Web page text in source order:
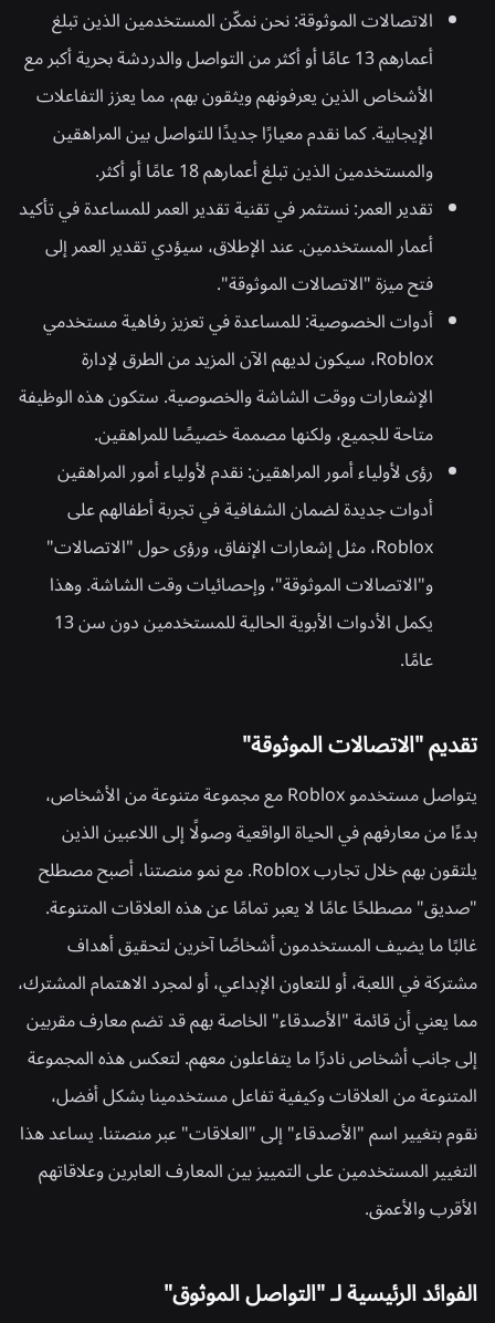
الاتصالات الموثوقة:نحن نمكّن المستخدمين الذين تبلغ
أعمارهم 13 عامًا أو أكثر من التواصل والدردشة بحرية أكبر مع
الأشخاص الذين يعرفونهم ويثقون بهم، مما يعزز التفاعلات
الإيجابية. كما نقدم معيارًا جديدًا للتواصل بين المراهقين
والمستخدمين الذين تبلغ أعمارهم 18 عامًا أو أكثر.
تقدير العمر:نستثمر في تقنية تقدير العمر للمساعدة في تأكيد
أعمار المستخدمين. عند الإطلاق، سيؤدي تقدير العمر إلى
فتح ميزة "الاتصالات الموثوقة".
أدوات الخصوصية:للمساعدة في تعزيز رفاهية مستخدمي
Roblox، سيكون لديهم الآن المزيد من الطرق لإدارة
الإشعارات ووقت الشاشة والخصوصية. ستكون هذه الوظيفة
متاحة للجميع، ولكنها مصممة خصيصًا للمراهقين.
رؤى لأولياء أمور المراهقين:نقدم لأولياء أمور المراهقين
أدوات جديدة لضمان الشفافية في تجربة أطفالهم على
Roblox، مثل إشعارات الإنفاق، ورؤى حول "الاتصالات"
و"الاتصالات الموثوقة"، وإحصائيات وقت الشاشة. وهذا
يكمل الأدوات الأبوية الحالية للمستخدمين دون سن 13
عامًا.
تقديم "الاتصالات الموثوقة"
يتواصل مستخدمو Roblox مع مجموعة متنوعة من الأشخاص،
بدءًا من معارفهم في الحياة الواقعية وصولًا إلى اللاعبين الذين
يلتقون بهم خلال تجارب Roblox. مع نمو منصتنا، أصبح مصطلح
"صديق" مصطلحًا عامًا لا يعبر تمامًا عن هذه العلاقات المتنوعة.
غالبًا ما يضيف المستخدمون أشخاصًا آخرين لتحقيق أهداف
مشتركة في اللعبة، أو للتعاون الإبداعي، أو لمجرد الاهتمام المشترك،
مما يعني أن قائمة "الأصدقاء" الخاصة بهم قد تضم معارف مقربين
إلى جانب أشخاص نادرًا ما يتفاعلون معهم. لتعكس هذه المجموعة
المتنوعة من العلاقات وكيفية تفاعل مستخدمينا بشكل أفضل،
نقوم بتغيير اسم "الأصدقاء" إلى "العلاقات" عبر منصتنا. يساعد هذا
التغيير المستخدمين على التمييز بين المعارف العابرين وعلاقاتهم
الأقرب والأعمق.
الفوائد الرئيسية لـ "التواصل الموثوق"